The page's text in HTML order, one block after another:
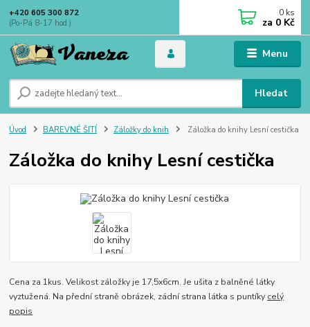
Menu
Hledat
+420 605 300 872
(Po-Pá 8-17 hod.)
0 ks
za 0 Kč
Úvod BAREVNÉ ŠITÍ Záložky do knih Záložka do knihy Lesní cestička
Záložka do knihy Lesní cestička
Cena za 1kus. Velikost záložky je 17,5x6cm. Je ušita z balněné látky
vyztužená. Na přední straně obrázek, zádní strana látka s puntíky celý
popis